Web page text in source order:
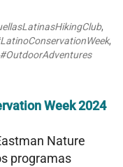
,
,
#OutdoorAdventures
Week 2024
Nature
programas